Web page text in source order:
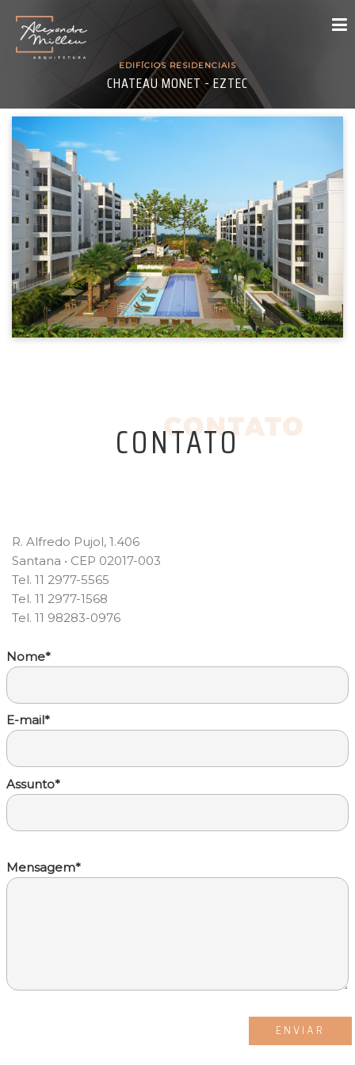
EDIFÍCIOS RESIDENCIAIS
CHATEAU MONET - EZTEC
CONTATO
R. Alfredo Pujol, 1.406
Santana • CEP 02017-003
Tel. 11 2977-5565
Tel. 11 2977-1568
Tel. 11 98283-0976
Nome*
E-mail*
Assunto*
Mensagem*